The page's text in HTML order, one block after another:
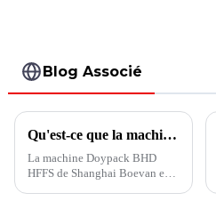
Blog Associé
Qu'est-ce que la machine Doypack BHD HFFS ?
La machine Doypack BHD
HFFS de Shanghai Boevan est